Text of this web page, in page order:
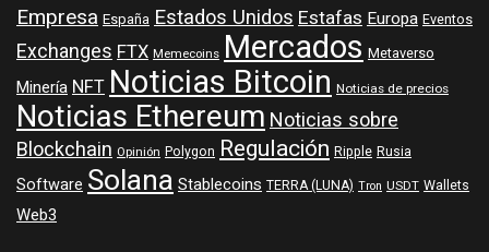
Empresa España Estados Unidos Estafas Europa Eventos
Exchanges FTX Memecoins Mercados Metaverso
MineríaNFTNoticias Bitcoin Noticias de precios
Noticias EthereumNoticias sobre
Blockchain Opinión Polygon Regulación Ripple Rusia
Software SolanaStablecoins TERRA (LUNA) Tron USDT Wallets
Web3